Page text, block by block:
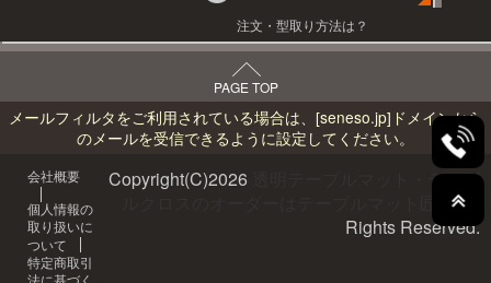
注文・型取り方法は？
PAGE TOP
メールフィルタをご利用されている場合は、 [seneso.jp] ドメインから
のメールを受信できるように設定してください。
会社概要
個人情報の
取り扱いに
ついて
特定商取引
Copyright(C)2026
透明テーブルマット・テーブ
ルクロスのオーダーはテーブルマット匠へAll
Rights Reserved.